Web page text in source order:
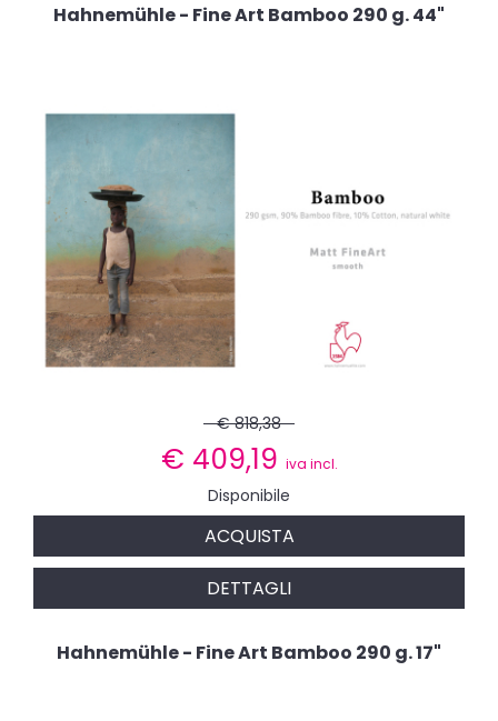
Hahnemühle - Fine Art Bamboo 290 g. 44"
€ 818,38
€ 409,19 iva incl.
Disponibile
ACQUISTA
DETTAGLI
Hahnemühle - Fine Art Bamboo 290 g. 17"